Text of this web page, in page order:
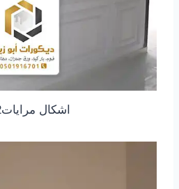
اشكال مرايات2022